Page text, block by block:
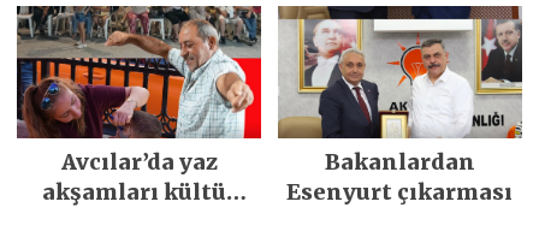
Avcılar’da yaz
akşamları kültür
Bakanlardan
Esenyurt çıkarması